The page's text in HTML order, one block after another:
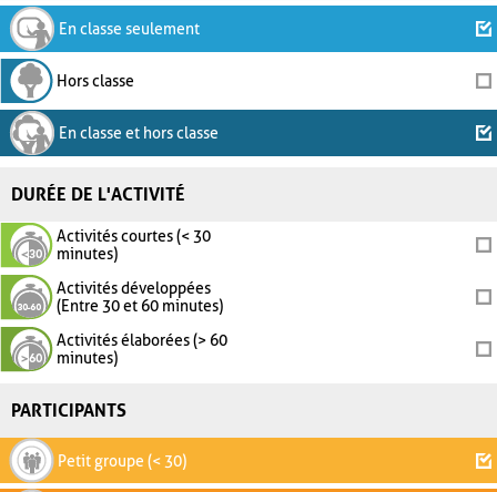
En classe seulement
Hors classe
En classe et hors classe
DURÉE DE L'ACTIVITÉ
Activités courtes (< 30
minutes)
Activités développées
(Entre 30 et 60 minutes)
Activités élaborées (> 60
minutes)
PARTICIPANTS
Petit groupe (< 30)